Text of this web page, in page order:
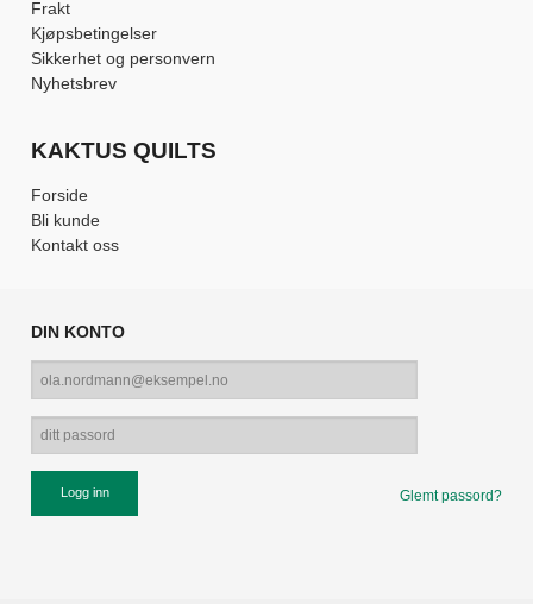
Frakt
Kjøpsbetingelser
Sikkerhet og personvern
Nyhetsbrev
KAKTUS QUILTS
Forside
Bli kunde
Kontakt oss
DIN KONTO
Glemt passord?